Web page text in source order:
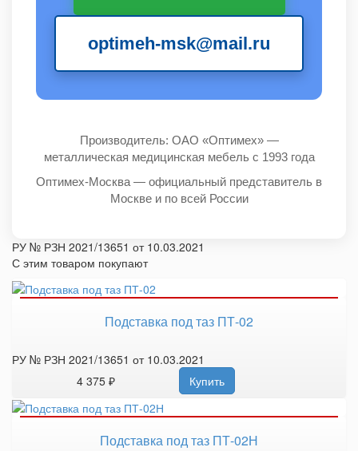
optimeh-msk@mail.ru
Производитель: ОАО «Оптимех» —
металлическая медицинская мебель с 1993 года
Оптимех-Москва — официальный представитель в
Москве и по всей России
РУ № РЗН 2021/13651 от 10.03.2021
С этим товаром покупают
Подставка под таз ПТ-02
РУ № РЗН 2021/13651 от 10.03.2021
4 375 ₽
Купить
Подставка под таз ПТ-02Н